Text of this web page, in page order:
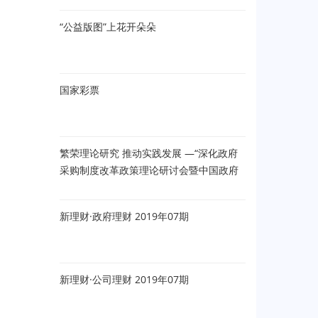
“公益版图”上花开朵朵
国家彩票
繁荣理论研究 推动实践发展 —“深化政府
采购制度改革政策理论研讨会暨中国政府
新理财·政府理财 2019年07期
新理财·公司理财 2019年07期